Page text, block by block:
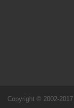
Copyright © 2002-